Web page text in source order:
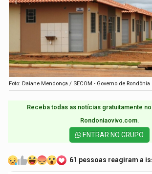
Foto: Daiane Mendonça / SECOM - Governo de Rondônia
Receba todas as notícias gratuitamente
Rondoniaovivo.com.​
ENTRAR NO GRUPO
61 pessoas reagiram a